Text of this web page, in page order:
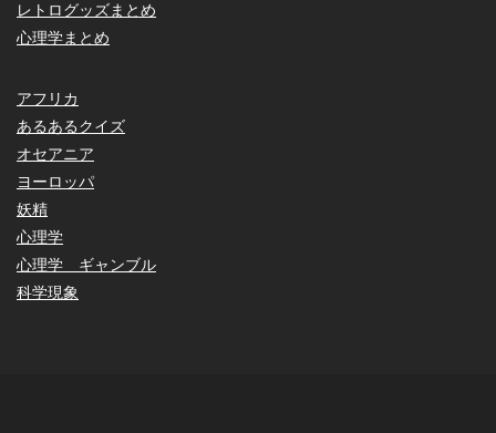
レトログッズまとめ
心理学まとめ
アフリカ
あるあるクイズ
オセアニア
ヨーロッパ
妖精
心理学
心理学 ギャンブル
科学現象